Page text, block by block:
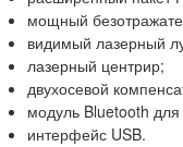
мощный
видимый лазерный
лазерный центрир;
двухосевой
модуль Bluetooth
интерфейс USB.